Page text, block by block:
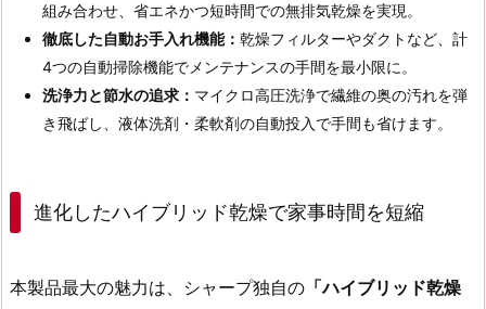
組み合わせ、省エネかつ短時間での無排気乾燥を実現。
徹底した自動お手入れ機能： 乾燥フィルターやダクトなど、計
4つの自動掃除機能でメンテナンスの手間を最小限に。
洗浄力と節水の追求： マイクロ高圧洗浄で繊維の奥の汚れを弾
き飛ばし、液体洗剤・柔軟剤の自動投入で手間も省けます。
進化したハイブリッド乾燥で家事時間を短縮
本製品最大の魅力は、シャープ独自の 「ハイブリッド乾燥